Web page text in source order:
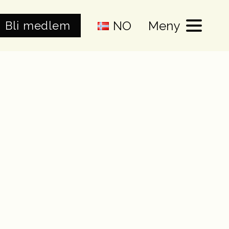
Bli medlem NO Meny